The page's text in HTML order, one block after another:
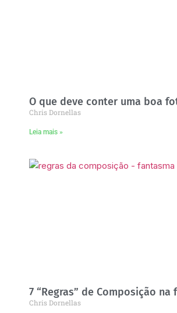
O que deve conter uma boa
Chris Dornellas
Leia mais »
7 “Regras” de Composição
Chris Dornellas